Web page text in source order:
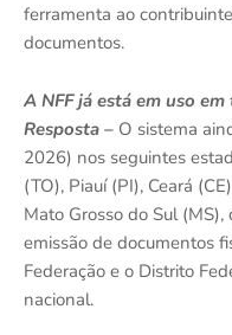
ferramenta ao
documentos.
A NFF já está em uso
Resposta – O sistema
2026) nos seguintes
(TO), Piauí (PI), Ceará
Mato Grosso do Sul
emissão de documentos
Federação e o Distrito
nacional.